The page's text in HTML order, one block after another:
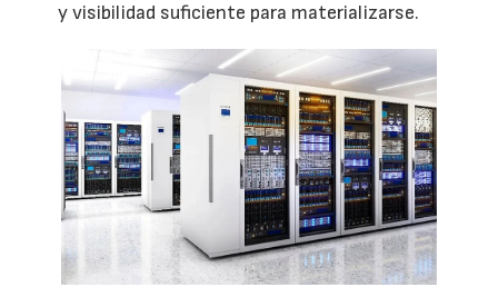
y visibilidad suficiente para materializarse.